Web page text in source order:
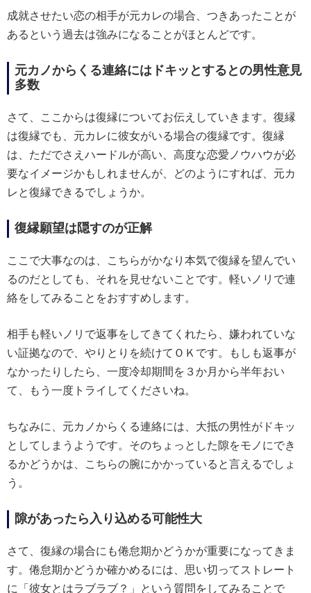
成就させたい恋の相手が元カレの場合、つきあったことが
あるという過去は強みになることがほとんどです。
元カノからくる連絡にはドキッとするとの男性意見
多数
さて、ここからは復縁についてお伝えしていきます。復縁
は復縁でも、元カレに彼女がいる場合の復縁です。復縁
は、ただでさえハードルが高い、高度な恋愛ノウハウが必
要なイメージかもしれませんが、どのようにすれば、元カ
レと復縁できるでしょうか。
復縁願望は隠すのが正解
ここで大事なのは、こちらがかなり本気で復縁を望んでい
るのだとしても、それを見せないことです。軽いノリで連
絡をしてみることをおすすめします。
相手も軽いノリで返事をしてきてくれたら、嫌われていな
い証拠なので、やりとりを続けてＯＫです。もしも返事が
なかったりしたら、一度冷却期間を３か月から半年おい
て、もう一度トライしてくださいね。
ちなみに、元カノからくる連絡には、大抵の男性がドキッ
としてしまうようです。そのちょっとした隙をモノにでき
るかどうかは、こちらの腕にかかっていると言えるでしょ
う。
隙があったら入り込める可能性大
さて、復縁の場合にも倦怠期かどうかが重要になってきま
す。倦怠期かどうか確かめるには、思い切ってストレート
に「彼女とはラブラブ？」という質問をしてみることで